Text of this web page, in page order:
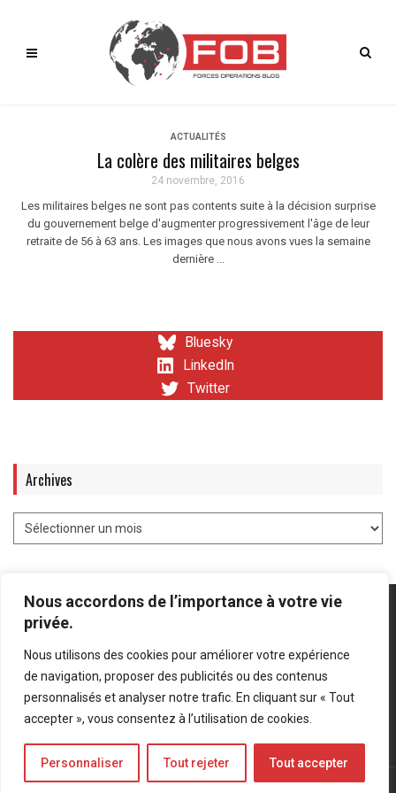
Nous accordons de l’importance à votre vie
privée.
Nous utilisons des cookies pour améliorer votre expérience
de navigation, proposer des publicités ou des contenus
personnalisés et analyser notre trafic. En cliquant sur « Tout
accepter », vous consentez à l’utilisation de cookies.
Personnaliser Tout rejeter Tout accepter
ACTUALITÉS
La colère des militaires belges
24 novembre, 2016
Les militaires belges ne sont pas contents suite à la décision surprise
du gouvernement belge d'augmenter progressivement l'âge de leur
retraite de 56 à 63 ans. Les images que nous avons vues la semaine
dernière ...
Bluesky
LinkedIn
Twitter
Archives
Mentions légales Politique de confidentialité
Bluesky
LinkedIn
Twitter
© Forces Operations Blog - 2022